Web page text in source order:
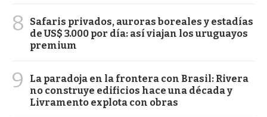
8
Safaris privados, auroras boreales y estadías
de US$ 3.000 por día: así viajan los uruguayos
premium
9
La paradoja en la frontera con Brasil: Rivera
no construye edificios hace una década y
Livramento explota con obras